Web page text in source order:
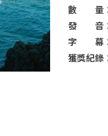
數 量
發 音
字 幕
獲獎紀錄